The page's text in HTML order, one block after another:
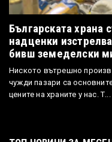
Българската храна
надценки
бивш земеделски
Ниското вътрешно
чужди пазари са
цените на храните у нас. Т...